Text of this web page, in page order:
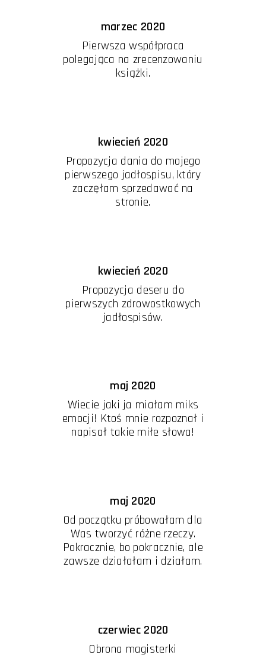
marzec 2020
Pierwsza współpraca
polegająca na zrecenzowaniu
książki.
kwiecień 2020
Propozycja dania do mojego
pierwszego jadłospisu, który
zaczęłam sprzedawać na
stronie.
kwiecień 2020
Propozycja deseru do
pierwszych zdrowostkowych
jadłospisów.
maj 2020
Wiecie jaki ja miałam miks
emocji! Ktoś mnie rozpoznał i
napisał takie miłe słowa!
maj 2020
Od początku próbowałam dla
Was tworzyć różne rzeczy.
Pokracznie, bo pokracznie, ale
zawsze działałam i działam.
czerwiec 2020
Obrona magisterki